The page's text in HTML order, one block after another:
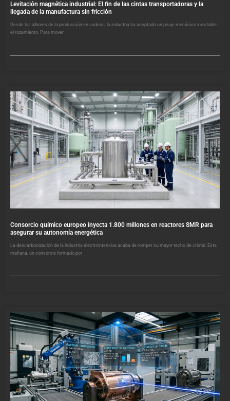
Levitación magnética industrial: El fin de las cintas transportadoras y la
llegada de la manufactura sin fricción
Desde los albores de la producción en cadena, la industria ha aceptado un peaje mecánico inevitable:
el rozamiento. Para mover
Consorcio químico europeo inyecta 1.800 millones en reactores SMR para
asegurar su autonomía energética
La descarbonización de la industria electrointensiva acaba de romper su mayor techo de cristal. Esta
mañana, un consorcio formado por